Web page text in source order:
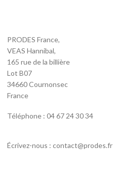
PRODES France,
VEAS Hannibal,
165 rue de la billière
Lot B07
34660 Cournonsec
France
Téléphone : 04 67 24 30 34
Écrivez-nous : contact@prodes.fr